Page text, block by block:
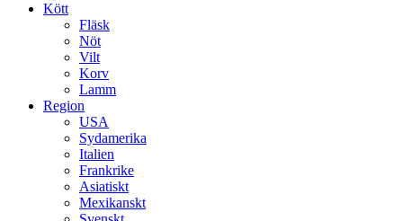
Kött
Fläsk
Nöt
Vilt
Korv
Lamm
Region
USA
Sydamerika
Italien
Frankrike
Asiatiskt
Mexikanskt